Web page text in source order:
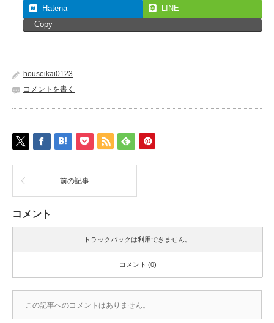
Hatena
LINE
Copy
houseikai0123
コメントを書く
前の記事
コメント
トラックバックは利用できません。
コメント (0)
この記事へのコメントはありません。